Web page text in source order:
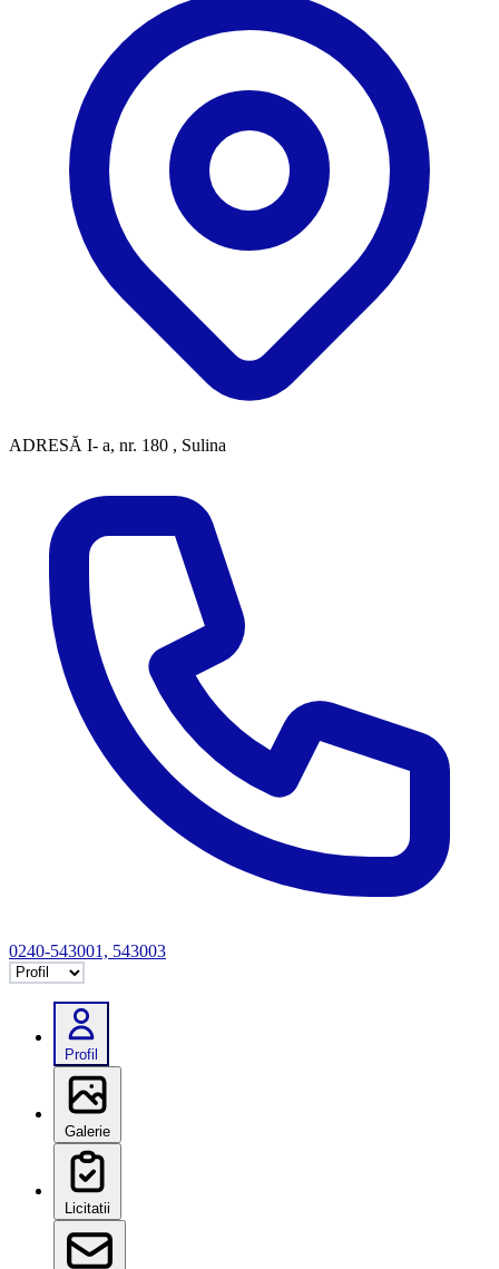
ADRESĂ I- a, nr. 180 , Sulina
0240-543001, 543003
Selectează tab
Profil
Galerie
Licitatii